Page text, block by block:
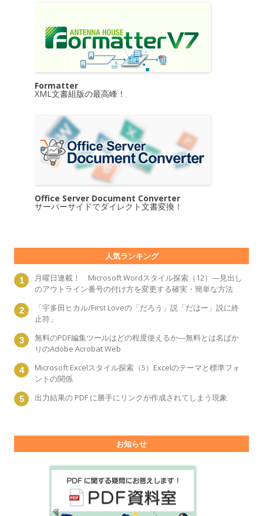
Formatter
XML文書組版の最高峰！
Office Server Document Converter
サーバーサイドでダイレクト文書変換！
人気ランキング
月曜日連載！ Microsoft Wordスタイル探索（12）―見出し
のアウトライン番号の付け方を変更する確実・簡単な方法
「宇多田ヒカル/First Loveの「だろう」説「だはー」説に終
止符」
無料のPDF編集ツールはどの程度使えるか―無料とは名ばか
りのAdobe Acrobat Web
Microsoft Excelスタイル探索（5）Excelのテーマと標準フォ
ントの関係
出力結果の PDF に勝手にリンクが作成されてしまう現象
お知らせ